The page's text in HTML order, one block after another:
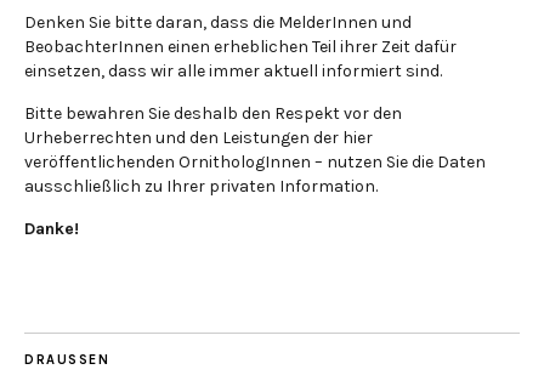
Denken Sie bitte daran, dass die MelderInnen und
BeobachterInnen einen erheblichen Teil ihrer Zeit dafür
einsetzen, dass wir alle immer aktuell informiert sind.
Bitte bewahren Sie deshalb den Respekt vor den
Urheberrechten und den Leistungen der hier
veröffentlichenden OrnithologInnen – nutzen Sie die Daten
ausschließlich zu Ihrer privaten Information.
Danke!
DRAUSSEN